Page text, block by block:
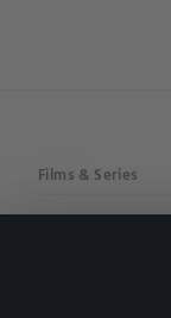
Films & Series